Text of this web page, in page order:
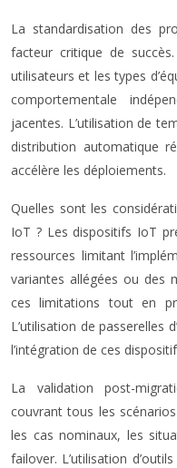
La standardisation des
facteur critique de
utilisateurs et les types
comportementale
jacentes. L’utilisation de
distribution automatique
accélère les déploiements.
Quelles sont les
IoT ? Les dispositifs IoT
ressources limitant
variantes allégées ou des
ces limitations tout en
L’utilisation de passerelles
l’intégration de ces
La validation post-
couvrant tous les
les cas nominaux, les
failover. L’utilisation